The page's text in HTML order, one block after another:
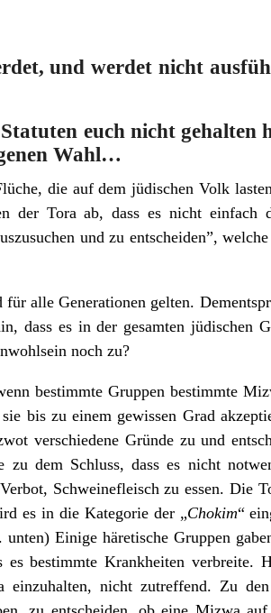
und werdet nicht
euch nicht gehalten
Wahl…
die auf dem jüdischen Volk
der Tora ab, dass es nicht einfach
und zu entscheiden”,
alle Generationen gelten.
dass es in der gesamten jüdischen
noch zu?
bestimmte Gruppen bestimmte
bis zu einem gewissen Grad
verschiedene Gründe zu und
zu dem Schluss, dass es nicht
Schweinefleisch zu essen. Die
es in die Kategorie der „Chokim“
Einige häretische Gruppen
bestimmte Krankheiten verbreite.
nicht zutreffend. Zu